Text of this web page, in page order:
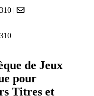
|
de Jeux
pour
Titres et